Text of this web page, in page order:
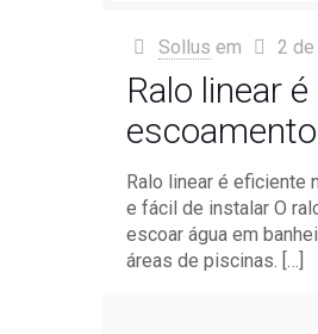
Sollus em 2
Ralo linear
Ralo linear é eficiente
e fácil de instalar O
escoar água em
áreas de piscinas. […]